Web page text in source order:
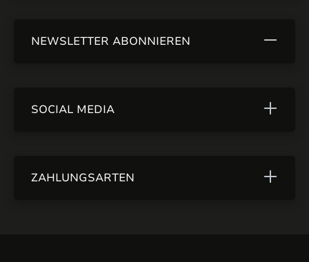
NEWSLETTER ABONNIEREN
SOCIAL MEDIA
ZAHLUNGSARTEN